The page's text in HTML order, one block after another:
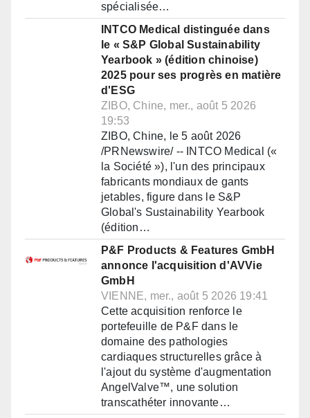
spécialisée…
INTCO Medical distinguée dans
le « S&P Global Sustainability
Yearbook » (édition chinoise)
2025 pour ses progrès en matière
d'ESG
ZIBO, Chine, mer., août 5 2026
19:53
ZIBO, Chine, le 5 août 2026
/PRNewswire/ -- INTCO Medical («
la Société »), l'un des principaux
fabricants mondiaux de gants
jetables, figure dans le S&P
Global's Sustainability Yearbook
(édition…
P&F Products & Features GmbH
annonce l'acquisition d'AVVie
GmbH
VIENNE, mer., août 5 2026 19:41
Cette acquisition renforce le
portefeuille de P&F dans le
domaine des pathologies
cardiaques structurelles grâce à
l'ajout du système d'augmentation
AngelValve™, une solution
transcathéter innovante…